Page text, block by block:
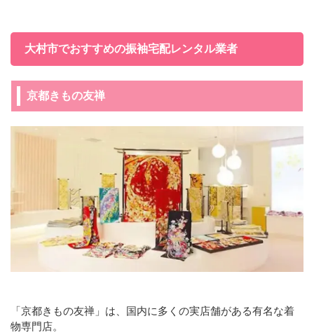
大村市でおすすめの振袖宅配レンタル業者
京都きもの友禅
「京都きもの友禅」は、国内に多くの実店舗がある有名な着
物専門店。